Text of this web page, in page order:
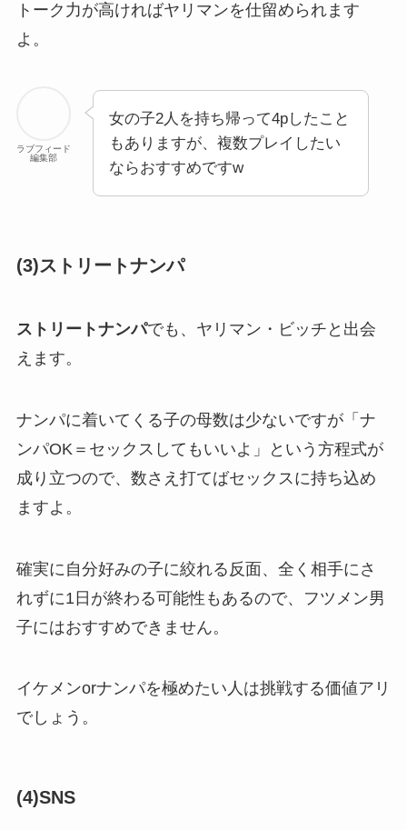
トーク力が高ければヤリマンを仕留められます
よ。
ラブフィード
編集部
女の子2人を持ち帰って4pしたこと
もありますが、複数プレイしたい
ならおすすめですw
(3)ストリートナンパ
ストリートナンパでも、ヤリマン・ビッチと出会
えます。
ナンパに着いてくる子の母数は少ないですが「ナ
ンパOK＝セックスしてもいいよ」という方程式が
成り立つので、数さえ打てばセックスに持ち込め
ますよ。
確実に自分好みの子に絞れる反面、全く相手にさ
れずに1日が終わる可能性もあるので、フツメン男
子にはおすすめできません。
イケメンorナンパを極めたい人は挑戦する価値アリ
でしょう。
(4)SNS